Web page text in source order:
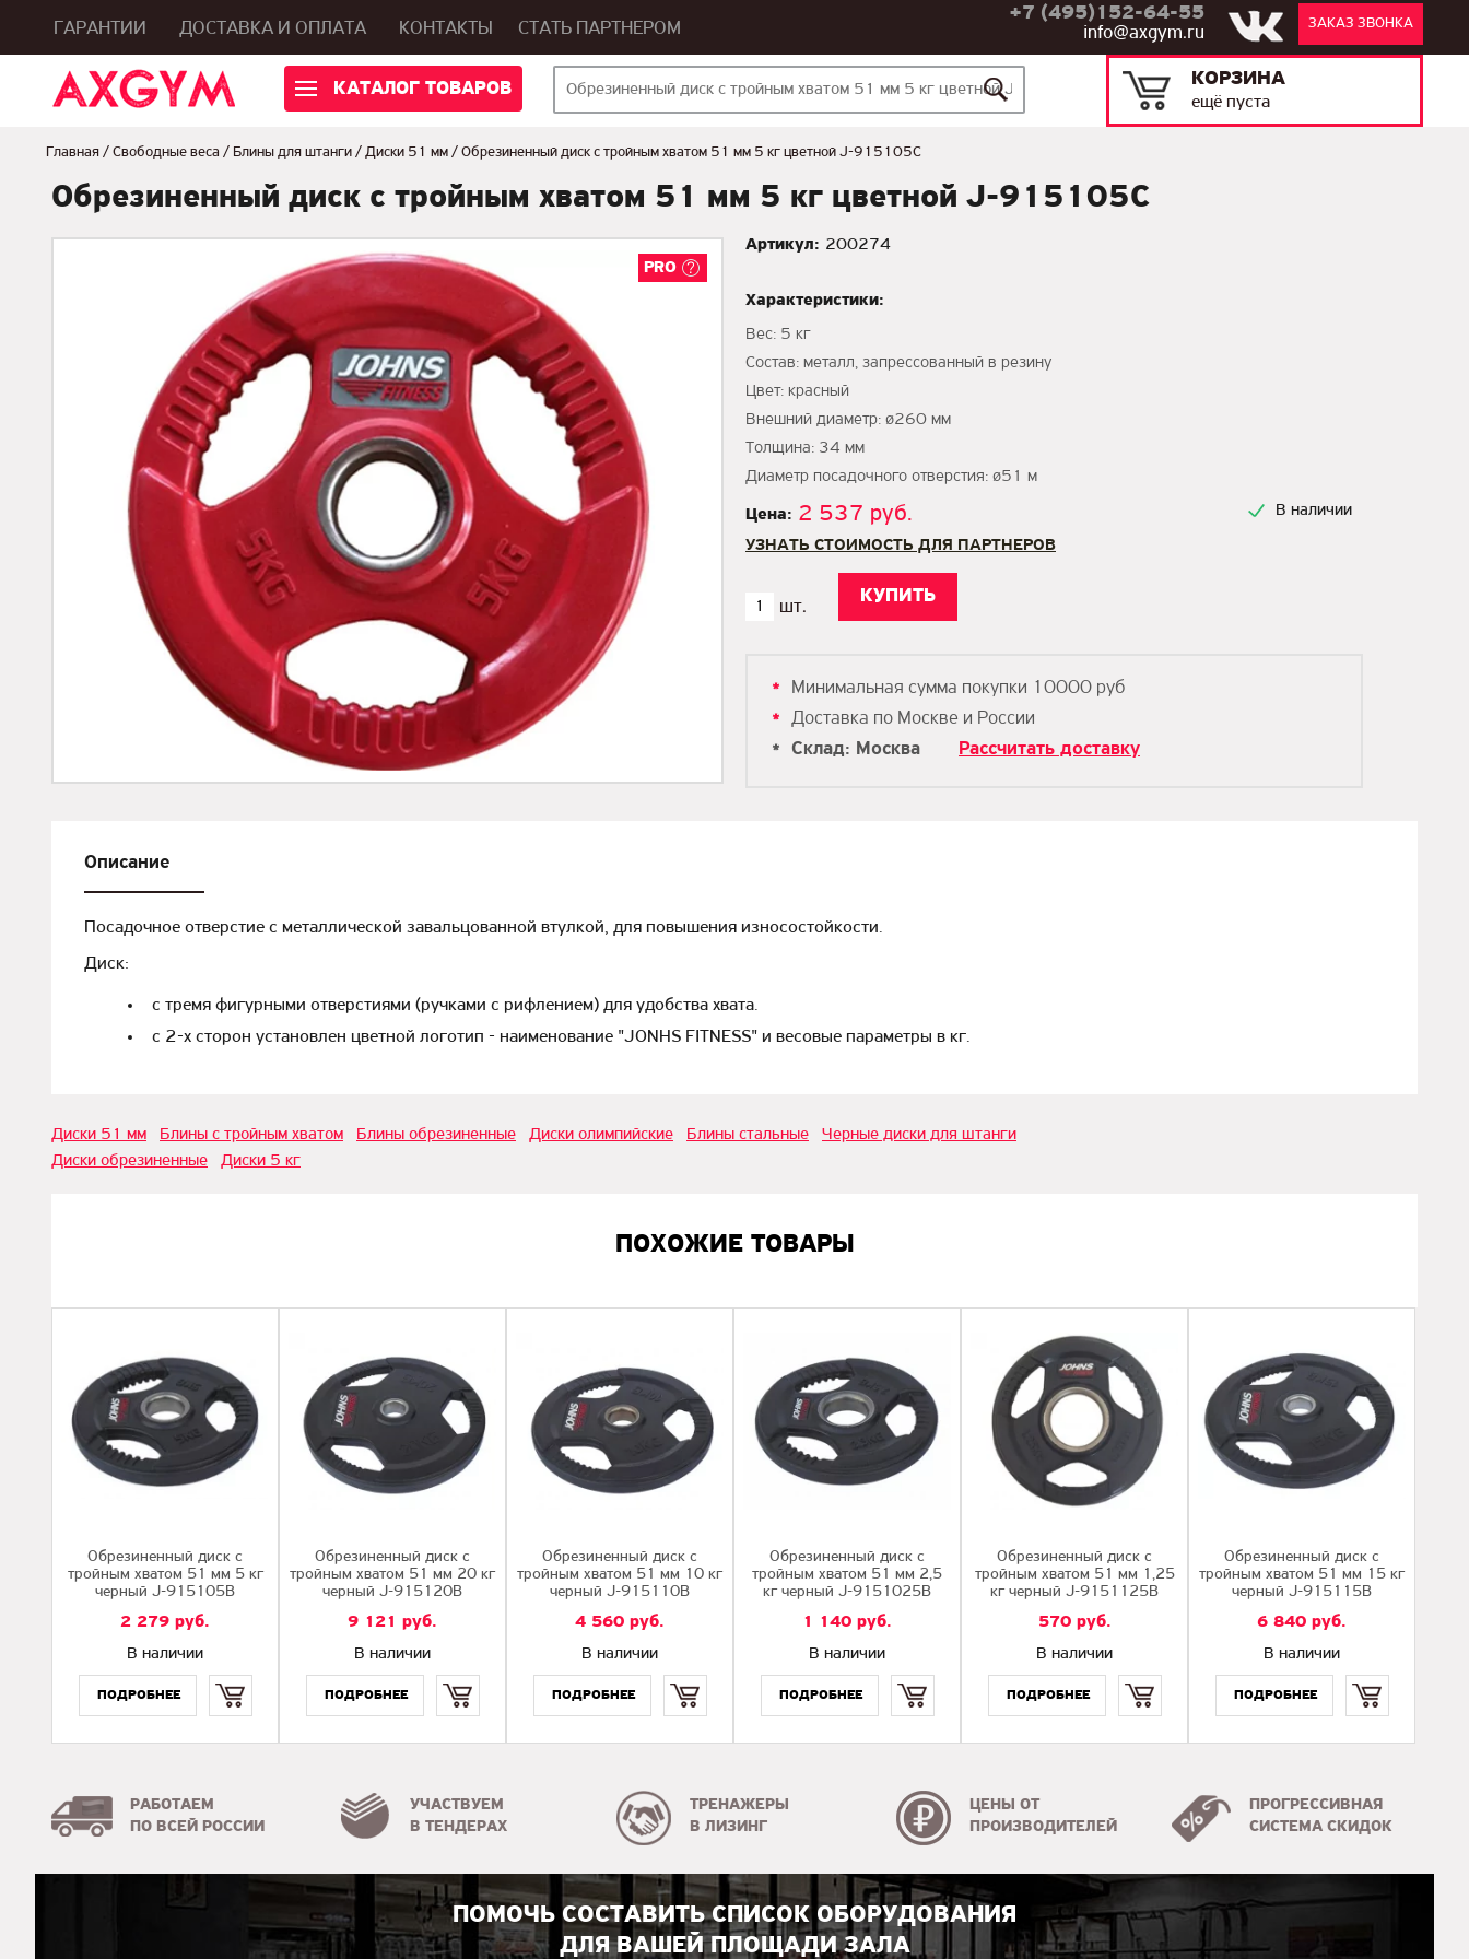
ГАРАНТИИ ДОСТАВКА И ОПЛАТА КОНТАКТЫ СТАТЬ ПАРТНЕРОМ ЗАКАЗ ЗВОНКА
+7 (495)152-64-55
info@axgym.ru
КАТАЛОГ ТОВАРОВ КОРЗИНА
ещё пуста
Главная / Свободные веса / Блины для штанги / Диски 51 мм / Обрезиненный диск с тройным хватом 51 мм 5 кг цветной J-915105C
Обрезиненный диск с тройным хватом 51 мм 5 кг цветной J-915105C
PRO
Артикул: 200274
Характеристики:
Вес: 5 кг
Состав: металл, запрессованный в резину
Цвет: красный
Внешний диаметр: ø260 мм
Толщина: 34 мм
Диаметр посадочного отверстия: ø51 м
Цена: 2 537 руб.
В наличии
УЗНАТЬ СТОИМОСТЬ ДЛЯ ПАРТНЕРОВ
Минимальная сумма покупки 10000 руб
Доставка по Москве и России
Склад: Москва
Рассчитать доставку
Описание
Посадочное отверстие с металлической завальцованной втулкой, для повышения износостойкости.
Диск:
с тремя фигурными отверстиями (ручками с рифлением) для удобства хвата.
c 2-х сторон установлен цветной логотип - наименование "JONHS FITNESS" и весовые параметры в кг.
Диски 51 мм Блины с тройным хватом Блины обрезиненные Диски олимпийские Блины стальные
Черные диски для штанги
Диски обрезиненные
Диски 5 кг
ПОХОЖИЕ ТОВАРЫ
Обрезиненный диск с
тройным хватом 51 мм 5 кг
черный J-915105B
2 279 руб.
В наличии
Обрезиненный диск с
тройным хватом 51 мм 20 кг
черный J-915120B
9 121
руб.
В наличии
Обрезиненный диск с
тройным хватом 51 мм 10 кг
черный J-915110B
4 560 руб.
В наличии
Обрезиненный диск с
тройным хватом 51 мм 2,5
кг черный J-9151025B
1 140 руб.
В наличии
Обрезиненный диск с
тройным хватом 51 мм 1,25
кг черный J-9151125B
570руб.
В наличии
Обрезиненный диск с
тройным хватом 51 мм 15 кг
черный J-915115B
6 840 руб.
В наличии
РАБОТАЕМ
ПО ВСЕЙ РОССИИ
УЧАСТВУЕМ
В ТЕНДЕРАХ
ТРЕНАЖЕРЫ
В ЛИЗИНГ
ЦЕНЫ ОТ
ПРОИЗВОДИТЕЛЕЙ
ПРОГРЕССИВНАЯ
СИСТЕМА СКИДОК
ПОМОЧЬ СОСТАВИТЬ СПИСОК ОБОРУДОВАНИЯ
ДЛЯ ВАШЕЙ ПЛОЩАДИ ЗАЛА